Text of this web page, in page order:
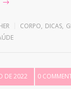
CORPO, DICAS,
DE 2022 0